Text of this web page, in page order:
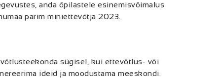
anda õpilastele esinemisvõimalus
parim miniettevõtja 2023.
sügisel, kui ettevõtlus- või
ideid ja moodustama meeskondi.